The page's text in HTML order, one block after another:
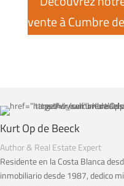
vente à Cumbre
Kurt Op de Beeck
Author & Real Estate Expert
Residente en la Costa Blanca
inmobiliario desde 1987, dedico